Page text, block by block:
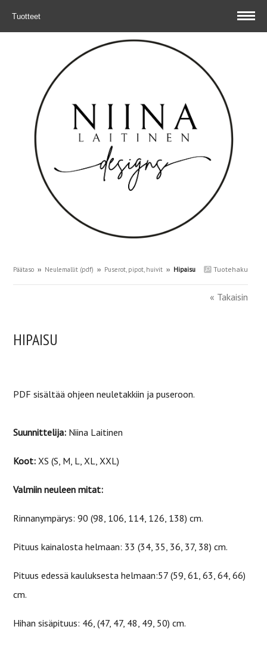
Tuotteet
Tuotehaku
Päätaso ›› Neulemallit (pdf) ›› Puserot, pipot, huivit ›› Hipaisu
« Takaisin
HIPAISU
PDF sisältää ohjeen neuletakkiin ja puseroon.
Suunnittelija: Niina Laitinen
Koot: XS (S, M, L, XL, XXL)
Valmiin neuleen mitat:
Rinnanympärys: 90 (98, 106, 114, 126, 138) cm.
Pituus kainalosta helmaan: 33 (34, 35, 36, 37, 38) cm.
Pituus edessä kauluksesta helmaan:57 (59, 61, 63, 64, 66)
cm.
Hihan sisäpituus: 46, (47, 47, 48, 49, 50) cm.